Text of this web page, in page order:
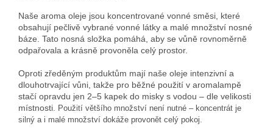
Naše aroma oleje jsou koncentrované vonné směsi, které
obsahují pečlivě vybrané vonné látky a malé množství nosné
báze. Tato nosná složka pomáhá, aby se vůně rovnoměrně
odpařovala a krásně provoněla celý prostor.
Oproti zředěným produktům mají naše oleje intenzivní a
dlouhotrvající vůni, takže pro běžné použití v aromalampě
stačí opravdu jen 2–5 kapek do misky s vodou – dle velikosti
místnosti. Použití většího množství není nutné – koncentrát je
silný a i malé množství dokáže provonět celý pokoj.